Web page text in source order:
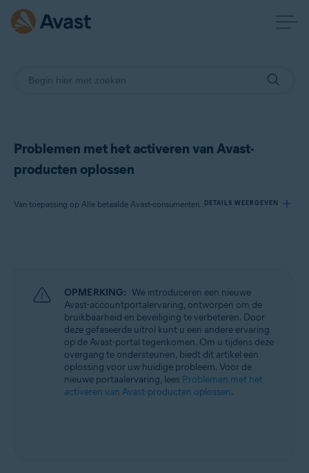
Problemen met het activeren van Avast-
producten oplossen
Van toepassing op Alle betaalde Avast-consumentenproductenDETAILS WEERGEVEN
Besturingssystemen:
Alle ondersteunde besturingssystemen
OPMERKING: We introduceren een nieuwe
Avast-accountportalervaring, ontworpen om de
bruikbaarheid en beveiliging te verbeteren. Door
deze gefaseerde uitrol kunt u een andere ervaring
op de Avast-portal tegenkomen. Om u tijdens deze
overgang te ondersteunen, biedt dit artikel een
oplossing voor uw huidige probleem. Voor de
nieuwe portaalervaring, lees Problemen met het
activeren van Avast-producten oplossen.